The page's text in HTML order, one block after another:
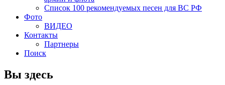
Список 100 рекомендуемых песен для ВС РФ
Фото
ВИДЕО
Контакты
Партнеры
Поиск
Вы здесь